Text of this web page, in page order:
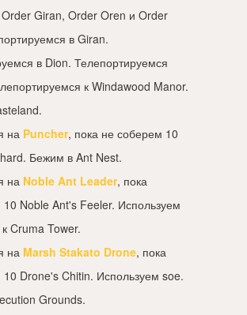
Giran, Order Oren и Order
в Giran.
в Dion. Телепортируемся
к Windawood Manor.
на Puncher, пока не соберем 10
Бежим в Ant Nest.
на Noble Ant Leader, пока
Noble Ant's Feeler. Используем
Cruma Tower.
на Marsh Stakato Drone, пока
Drone's Chitin. Используем soe.
Grounds.